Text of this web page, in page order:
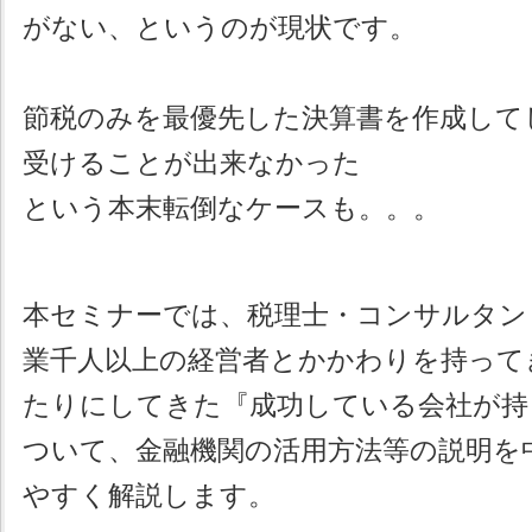
がない、というのが現状です。
節税のみを最優先した決算書を作成し
受けることが出来なかった
という本末転倒なケースも。。。
本セミナーでは、税理士・コンサルタ
業千人以上の経営者とかかわりを持っ
たりにしてきた『成功している会社が
ついて、金融機関の活用方法等の説明
やすく解説します。